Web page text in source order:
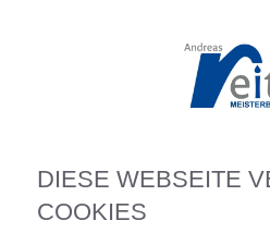
DIESE WEBSEITE
COOKIES